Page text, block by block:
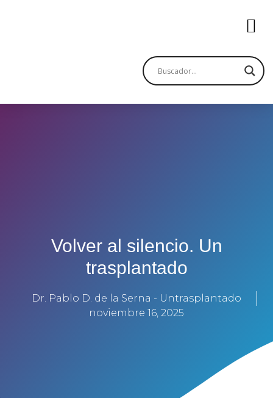
Volver al silencio. Un
trasplantado
Dr. Pablo D. de la Serna - Untrasplantado
noviembre 16, 2025